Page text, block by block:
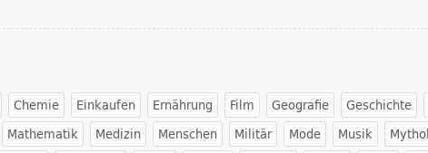
Chemie Einkaufen Ernährung Film Geografie Geschichte
Mathematik Medizin Menschen Militär Mode Musik